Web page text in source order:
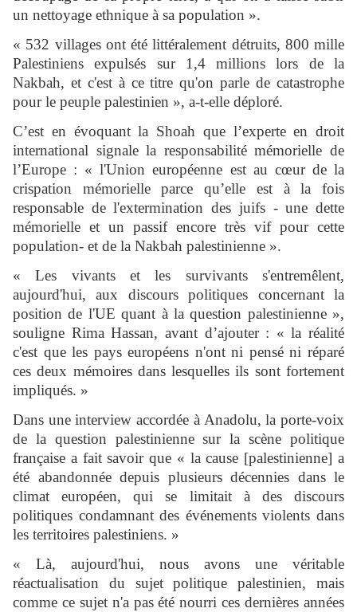
un nettoyage ethnique à sa population ».
« 532 villages ont été littéralement détruits, 800 mille
Palestiniens expulsés sur 1,4 millions lors de la
Nakbah, et c'est à ce titre qu'on parle de catastrophe
pour le peuple palestinien », a-t-elle déploré.
C’est en évoquant la Shoah que l’experte en droit
international signale la responsabilité mémorielle de
l’Europe : « l'Union européenne est au cœur de la
crispation mémorielle parce qu’elle est à la fois
responsable de l'extermination des juifs - une dette
mémorielle et un passif encore très vif pour cette
population- et de la Nakbah palestinienne ».
« Les vivants et les survivants s'entremêlent,
aujourd'hui, aux discours politiques concernant la
position de l'UE quant à la question palestinienne »,
souligne Rima Hassan, avant d’ajouter : « la réalité
c'est que les pays européens n'ont ni pensé ni réparé
ces deux mémoires dans lesquelles ils sont fortement
impliqués. »
Dans une interview accordée à Anadolu, la porte-voix
de la question palestinienne sur la scène politique
française a fait savoir que « la cause [palestinienne] a
été abandonnée depuis plusieurs décennies dans le
climat européen, qui se limitait à des discours
politiques condamnant des événements violents dans
les territoires palestiniens. »
« Là, aujourd'hui, nous avons une véritable
réactualisation du sujet politique palestinien, mais
comme ce sujet n'a pas été nourri ces dernières années